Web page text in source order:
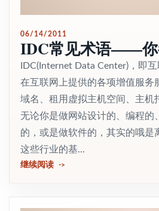
06/14/2011
IDC常见术语——你
IDC(Internet Data Center)，即
在互联网上提供的各项增值服务
域名、租用虚拟主机空间、主机
无论你是做网站设计的、编程的
的，或是做软件的，其实的哦是
这些行业的基...
继续阅读